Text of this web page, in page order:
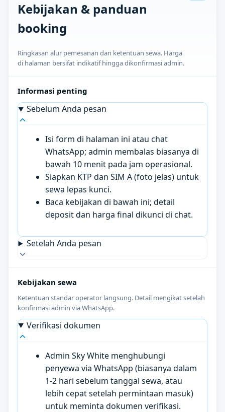
Kebijakan & panduan
booking
Ringkasan alur pemesanan dan ketentuan sewa. Harga
di halaman bersifat indikatif hingga dikonfirmasi admin.
Informasi penting
Sebelum Anda pesan
Isi form di halaman ini atau chat
WhatsApp; admin membalas biasanya di
bawah 10 menit pada jam operasional.
Siapkan KTP dan SIM A (foto jelas) untuk
sewa lepas kunci.
Baca kebijakan di bawah ini; detail
deposit dan harga final dikunci di chat.
Setelah Anda pesan
Kebijakan sewa
Ketentuan standar operator langsung. Detail mengikat setelah
konfirmasi admin via WhatsApp.
Verifikasi dokumen
Admin Sky White menghubungi
penyewa via WhatsApp (biasanya dalam
1-2 hari sebelum tanggal sewa, atau
lebih cepat setelah permintaan masuk)
untuk meminta dokumen verifikasi.